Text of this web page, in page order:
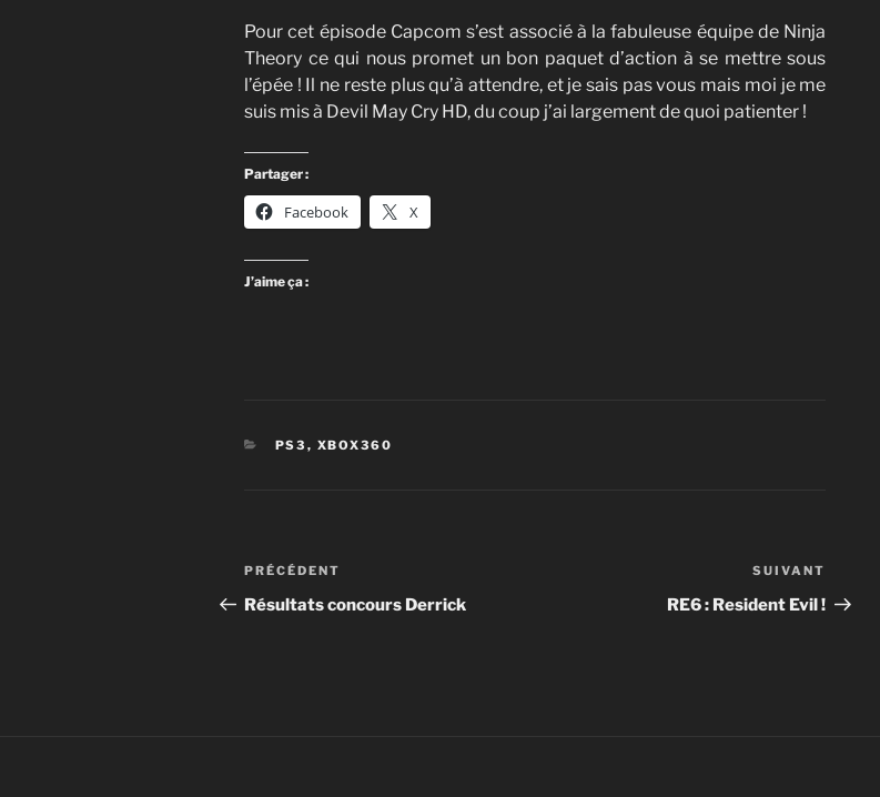
Pour cet épisode Capcom s’est associé à la fabuleuse équipe de Ninja
Theory ce qui nous promet un bon paquet d’action à se mettre sous
l’épée ! Il ne reste plus qu’à attendre, et je sais pas vous mais moi je me
suis mis à Devil May Cry HD, du coup j’ai largement de quoi patienter !
Partager :
Facebook X
J’aime ça :
CATÉGORIES
PS3 , XBOX360
Navigation
de
Article
précédent
PRÉCÉDENT
Résultats concours Derrick
suivant
SUIVANT
RE6 : Resident Evil !